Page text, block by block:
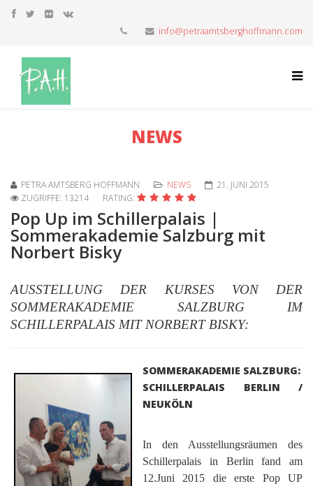
info@petraamtsberghoffmann.com
NEWS
PETRA AMTSBERG HOFFMANN NEWS
21. JUNI 2015
ZUGRIFFE: 13214
RATING:
Pop Up im Schillerpalais |
Sommerakademie Salzburg mit
Norbert Bisky
AUSSTELLUNG DER KURSES VON DER
SOMMERAKADEMIE SALZBURG IM
SCHILLERPALAIS MIT NORBERT BISKY:
SOMMERAKADEMIE SALZBURG:
SCHILLERPALAIS BERLIN /
NEUKÖLN
In den Ausstellungsräumen des
Schillerpalais in Berlin fand am
12.Juni 2015 die erste Pop UP